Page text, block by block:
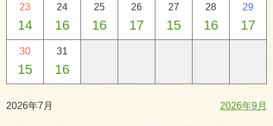
23
14
24
16
25
16
26
17
27
15
28
16
29
17
30
15
31
16
2026年7月 2026年9月